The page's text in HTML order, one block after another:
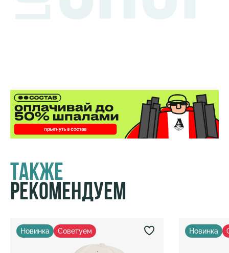
Также
Рекомендуем
Новинка Советуем Новинка